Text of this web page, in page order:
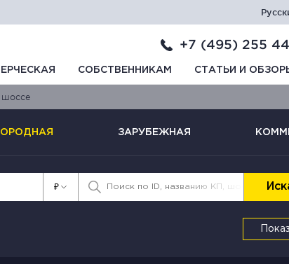
+7 (495) 255
СОБСТВЕННИКАМ СТАТЬИ И
ЗАРУБЕЖНАЯ
₽